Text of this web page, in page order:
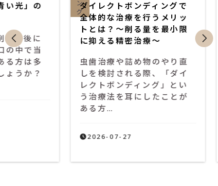
の
に
当
多
？
ダイレクトボンディングで
全体的な治療を行うメリッ
トとは？〜削る量を最小限
に抑える精密治療〜
虫歯治療や詰め物のやり直
しを検討される際、「ダイ
レクトボンディング」とい
う治療法を耳にしたことが
ある方…
2026-07-27
自
ロー